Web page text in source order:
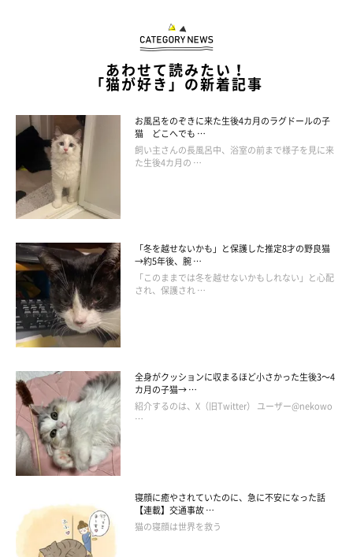
あわせて読みたい！
「猫が好き」の新着記事
お風呂をのぞきに来た生後4カ月のラグドールの子
猫 どこへでも …
飼い主さんの長風呂中、浴室の前まで様子を見に来
た生後4カ月の …
「冬を越せないかも」と保護した推定8才の野良猫
→約5年後、腕 …
「このままでは冬を越せないかもしれない」と心配
され、保護され …
全身がクッションに収まるほど小さかった生後3～4
カ月の子猫→ …
紹介するのは、X（旧Twitter） ユーザー@nekowo
…
寝顔に癒やされていたのに、急に不安になった話
【連載】交通事故 …
猫の寝顔は世界を救う